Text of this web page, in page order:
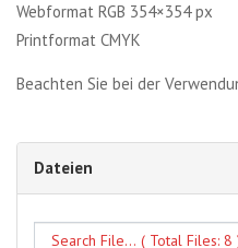
Webformat RGB 354×354 px
Printformat CMYK
Beachten Sie bei der
Dateien